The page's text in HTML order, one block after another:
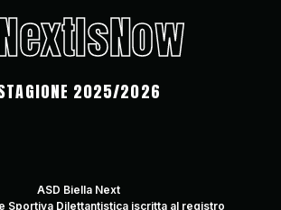
2025/2026
ASD Biella Next
Sportiva Dilettantistica iscritta al registro